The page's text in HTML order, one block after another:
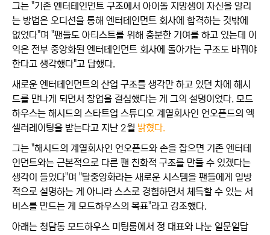
그는 "기존 엔터테인먼트 구조에서 아이돌 지망생이 자신을 알리
는 방법은 오디션을 통해 엔터테인먼트 회사에 합격하는 것밖에
없었다"며 "팬들도 아티스트를 위해 충분한 기여를 하고 있는데 이
익은 전부 중앙화된 엔터테인먼트 회사에 돌아가는 구조도 바꿔야
한다고 생각했다"고 답했다.
새로운 엔터테인먼트의 산업 구조를 생각만 하고 있던 차에 해시
드를 만나게 되면서 창업을 결심했다는 게 그의 설명이었다. 모드
하우스는 해시드의 스타트업 스튜디오 계열회사인 언오픈드의 엑
셀러레이팅을 받는다고 지난 2월 밝혔다.
그는 "해시드의 계열회사인 언오픈드와 손을 잡으면 기존 엔터테
인먼트와는 근본적으로 다른 팬 친화적 구조를 만들 수 있겠다는
생각이 들었다"며 "탈중앙화라는 새로운 시스템을 팬들에게 일방
적으로 설명하는 게 아니라 스스로 경험하면서 체득할 수 있는 서
비스를 만드는 게 모드하우스의 목표"라고 강조했다.
아래는 청담동 모드하우스 미팅룸에서 정 대표와 나눈 일문일답